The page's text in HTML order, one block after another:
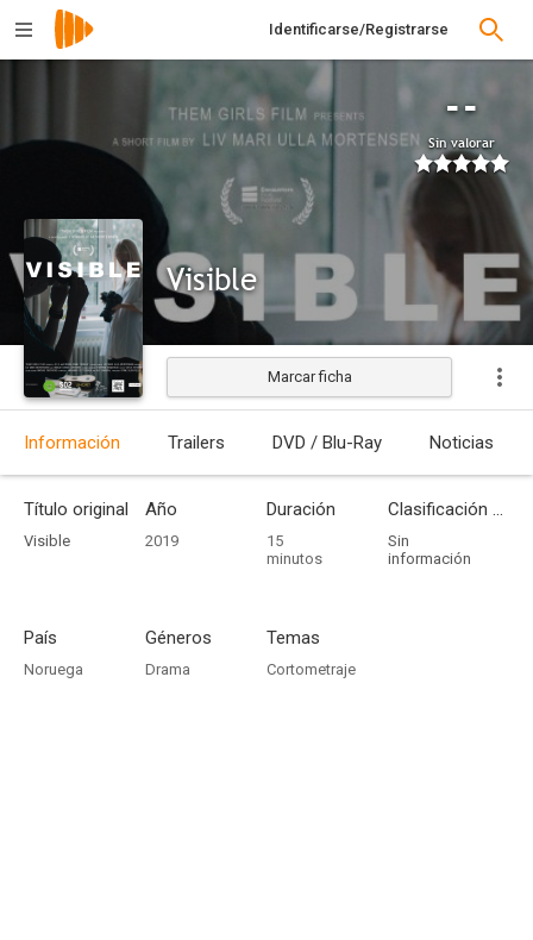
Identificarse/Registrarse
--
Sin valorar
Visible
Estrenada
Marcar ficha
Información Trailers DVD / Blu-Ray Noticias
Título original
Visible
Año
2019
Duración
15
minutos
Clasificación por edades
Sin
información
País
Noruega
Géneros
Drama
Temas
Cortometraje